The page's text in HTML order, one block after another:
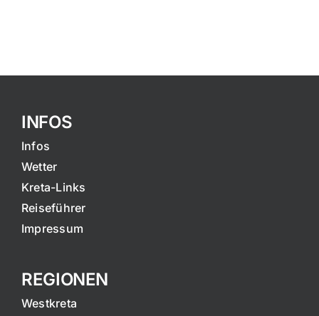
INFOS
Infos
Wetter
Kreta-Links
Reiseführer
Impressum
REGIONEN
Westkreta